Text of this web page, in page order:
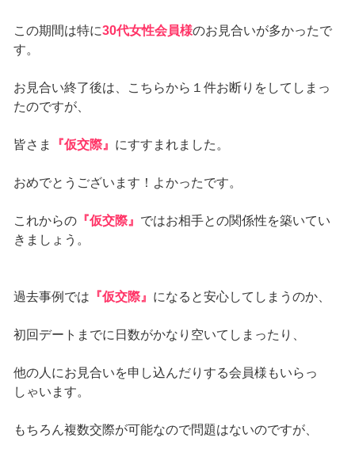
この期間は特に30代女性会員様のお見合いが多かったで
す。
お見合い終了後は、こちらから１件お断りをしてしまっ
たのですが、
皆さま 『仮交際』 にすすまれました。
おめでとうございます！よかったです。
これからの『仮交際』 ではお相手との関係性を築いてい
きましょう。
過去事例では 『仮交際』 になると安心してしまうのか、
初回デートまでに日数がかなり空いてしまったり、
他の人にお見合いを申し込んだりする会員様もいらっ
しゃいます。
もちろん複数交際が可能なので問題はないのですが、